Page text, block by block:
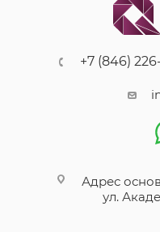
+7 (846)
Адрес
ул.